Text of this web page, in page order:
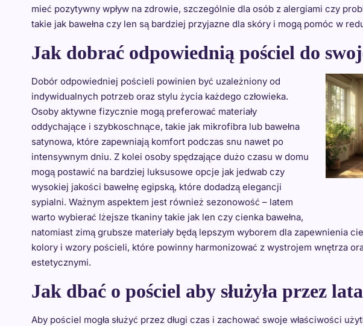
mieć pozytywny wpływ na zdrowie, szczególnie dla osób z alergiami czy
takie jak bawełna czy len są bardziej przyjazne dla skóry i mogą pomóc w
Jak dobrać odpowiednią pościel do
Dobór odpowiedniej pościeli powinien być uzależniony od
indywidualnych potrzeb oraz stylu życia każdego człowieka.
Osoby aktywne fizycznie mogą preferować materiały
oddychające i szybkoschnące, takie jak mikrofibra lub bawełna
satynowa, które zapewniają komfort podczas snu nawet po
intensywnym dniu. Z kolei osoby spędzające dużo czasu w domu
mogą postawić na bardziej luksusowe opcje jak jedwab czy
wysokiej jakości bawełnę egipską, które dodadzą elegancji
sypialni. Ważnym aspektem jest również sezonowość – latem
warto wybierać lżejsze tkaniny takie jak len czy cienka bawełna,
natomiast zimą grubsze materiały będą lepszym wyborem dla zapewnienia
kolory i wzory pościeli, które powinny harmonizować z wystrojem wnętrza
estetycznymi.
Jak dbać o pościel aby służyła przez
Aby pościel mogła służyć przez długi czas i zachować swoje właściwości